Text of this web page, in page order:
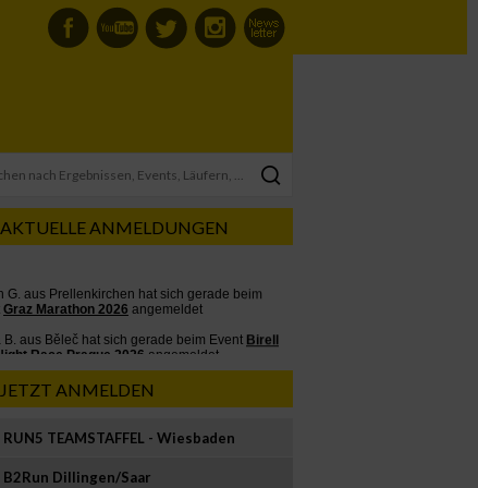
AKTUELLE ANMELDUNGEN
JETZT ANMELDEN
RUN5 TEAMSTAFFEL - Wiesbaden
B2Run Dillingen/Saar